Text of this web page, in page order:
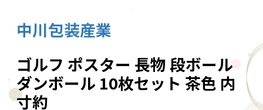
中川包装産業
ゴルフ ポスター 長物 段ボール
ダンボール 10枚セット 茶色 内
寸約